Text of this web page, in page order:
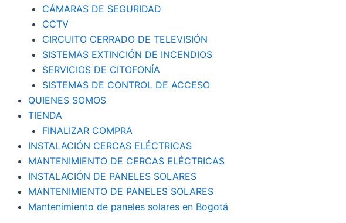
CÁMARAS DE SEGURIDAD
CCTV
CIRCUITO CERRADO DE TELEVISIÓN
SISTEMAS EXTINCIÓN DE INCENDIOS
SERVICIOS DE CITOFONÍA
SISTEMAS DE CONTROL DE ACCESO
QUIENES SOMOS
TIENDA
FINALIZAR COMPRA
INSTALACIÓN CERCAS ELÉCTRICAS
MANTENIMIENTO DE CERCAS ELÉCTRICAS
INSTALACIÓN DE PANELES SOLARES
MANTENIMIENTO DE PANELES SOLARES
Mantenimiento de paneles solares en Bogotá